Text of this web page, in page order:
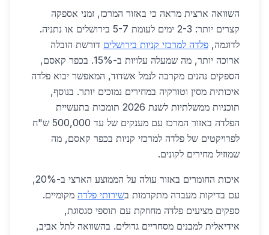
השוואה ארצית מראה כי באזור המרכז, זמני אספקה
קצרים יותר: 2-3 ימים לעומת 5-7 בירושלים או נתניה.
לדוגמה, פלדה למרכזי קניות בירושלים דורשת הובלה
ארוכה יותר, מה שמעלה עלויות ב-15%. בכפר קאסם,
הספקים נהנים מקרבה לנמל אשדוד, המאפשר יבוא פלדה
איכותית מסין וטורקיה במחירים נמוכים יותר. בנוסף,
תוכניות ממשלתיות לשנת 2026 תומכות בתעשיית
הפלדה באזור המרכז עם מענקים של עד 500,000 ש"ח
לפרויקטים של פלדה למרכזי קניות בכפר קאסם, מה
שמוזיל מחירים לקונים.
איכות החומרים באזור עולה על הממוצע הארצי ב-20%,
עם בדיקות מעבדה מתקדמות בשירותי פלדה מקומיים.
ספקים מציעים פלדה מחוזקת עם תוספי סגסוגת,
אידיאלית למבנים מסחריים גדולים. בהשוואה לתל אביב,